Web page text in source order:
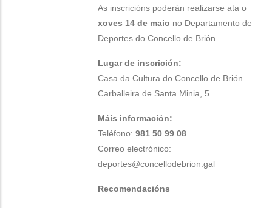
As inscricións poderán realizarse ata o
xoves 14 de maio no Departamento de
Deportes do Concello de Brión.
Lugar de inscrición:
Casa da Cultura do Concello de Brión
Carballeira de Santa Minia, 5
Máis información:
Teléfono:981 50 99 08
Correo electrónico:
deportes@concellodebrion.gal
Recomendacións